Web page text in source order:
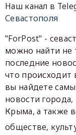
Наш канал в
Севастополя
"ForPost" -
можно найти не
последние
что происходит
вы найдете
новости
Крыма, а также
обществе,